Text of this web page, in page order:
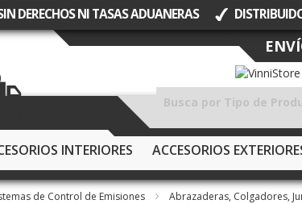
DERECHOS NI TASAS ADUANERAS
INTERIORES ACCESORIOS
de Control de Emisiones Abrazaderas, Colgadores,